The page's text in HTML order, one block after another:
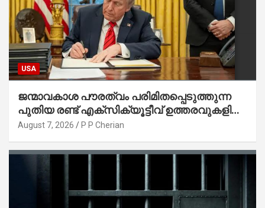
USA
ജന്മാവകാശ പൗരത്വം പരിമിതപ്പെടുത്തുന്ന
പുതിയ രണ്ട് എക്സിക്യൂട്ടീവ് ഉത്തരവുകളിൽ
ട്രംപ് ഒപ്പുവെച്ചു
August 7, 2026 P P Cherian